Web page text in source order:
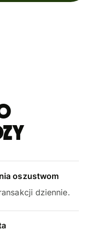
oszustwom
dziennie.